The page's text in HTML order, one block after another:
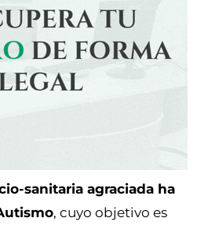
sanitaria agraciada ha
, cuyo objetivo es